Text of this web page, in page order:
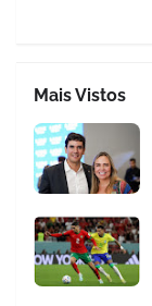
Mais Vistos